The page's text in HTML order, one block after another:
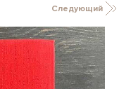
Следующий